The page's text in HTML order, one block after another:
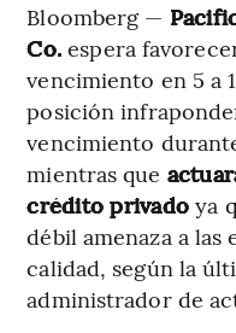
Bloomberg —
Co. espera
vencimiento en 5 a
posición
vencimiento
mientras que
crédito privadoya
débil amenaza a las
calidad, según la
administrador de